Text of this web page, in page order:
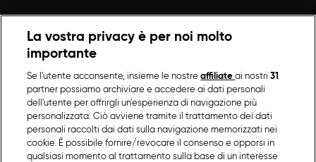
La vostra privacy è per noi molto
importante
Se l'utente acconsente, insieme le nostreaffiliateai nostri31
partner possiamo archiviare e accedere ai dati personali
dell'utente per offrirgli un'esperienza di navigazione più
personalizzata. Ciò avviene tramite il trattamento dei dati
personali raccolti dai dati sulla navigazione memorizzati nei
cookie. È possibile fornire/revocare il consenso e opporsi in
qualsiasi momento al trattamento sulla base di un interesse